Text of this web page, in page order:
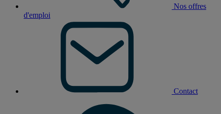
Nos offres
d'emploi
Contact